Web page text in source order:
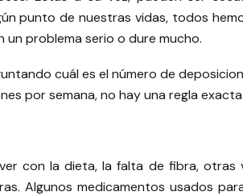
punto de nuestras vidas, todos
un problema serio o dure mucho.
cuál es el número de
por semana, no hay una regla
con la dieta, la falta de fibra, otras
Algunos medicamentos usados